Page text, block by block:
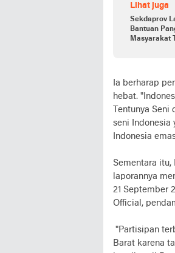
Lihat juga
Sekdaprov
Bantuan
Masyarakat
Ia berharap
hebat.
Tentunya
seni Indonesia
Indonesia
Sementara itu,
laporannya
21 September
Official,
"Partisipan
Barat karena